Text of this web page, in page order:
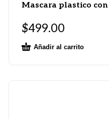
Mascara plastico con
$499.00
Añadir al carrito